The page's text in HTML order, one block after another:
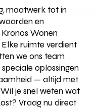
maatwerk tot in
en
Wonen
ruimte verdient
we ons team
oplossingen
— altijd met
je snel weten wat
Vraag nu direct